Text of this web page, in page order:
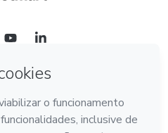
- Brasil